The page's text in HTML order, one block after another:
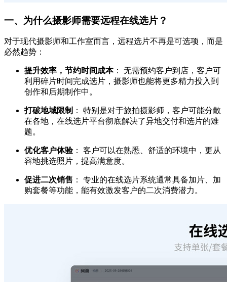
一、为什么摄影师需要远程在线选片？
对于现代摄影师和工作室而言，远程选片不再是可选项，而是
必然趋势：
提升效率，节约时间成本： 无需预约客户到店，客户可
利用碎片时间完成选片，摄影师也能将更多精力投入到
创作和后期制作中。
打破地域限制 ： 特别是对于旅拍摄影师，客户可能分散
在各地，在线选片平台彻底解决了异地交付和选片的难
题。
优化客户体验： 客户可以在熟悉、舒适的环境中，更从
容地挑选照片，提高满意度。
促进二次销售 ： 专业的在线选片系统通常具备加片、加
购套餐等功能，能有效激发客户的二次消费潜力。